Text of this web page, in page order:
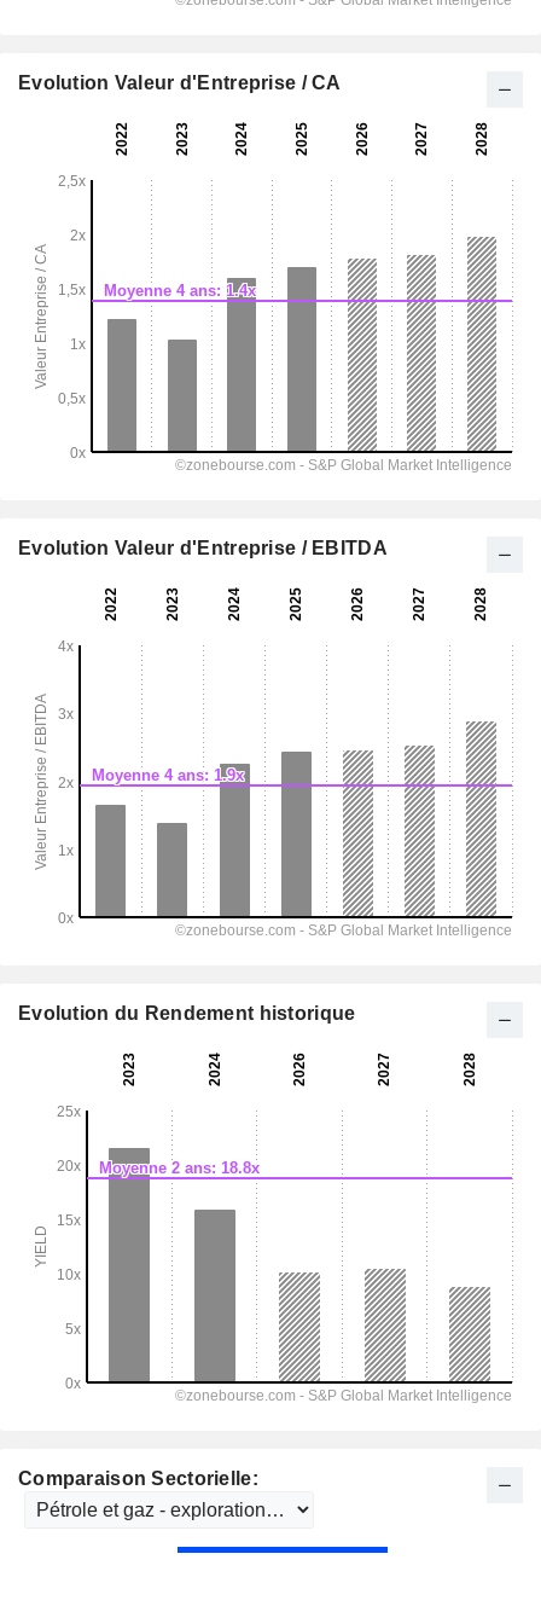
Comparaison Sectorielle:
Evolution Valeur d'Entreprise / CA
Evolution Valeur d'Entreprise / EBITDA
Evolution du Rendement historique